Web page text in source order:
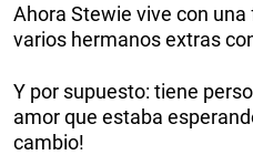
Ahora Stewie vive con
varios hermanos extras
Y por supuesto: tiene
amor que estaba
cambio!